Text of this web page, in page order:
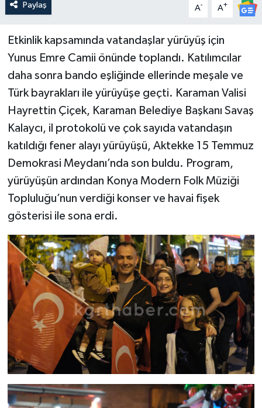
Paylaş A- A+
Etkinlik kapsamında vatandaşlar yürüyüş için
Yunus Emre Camii önünde toplandı. Katılımcılar
daha sonra bando eşliğinde ellerinde meşale ve
Türk bayrakları ile yürüyüşe geçti. Karaman Valisi
Hayrettin Çiçek, Karaman Belediye Başkanı Savaş
Kalaycı, il protokolü ve çok sayıda vatandaşın
katıldığı fener alayı yürüyüşü, Aktekke 15 Temmuz
Demokrasi Meydanı’nda son buldu. Program,
yürüyüşün ardından Konya Modern Folk Müziği
Topluluğu’nun verdiği konser ve havai fişek
gösterisi ile sona erdi.